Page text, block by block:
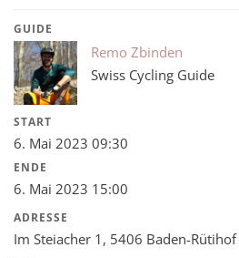
GUIDE
Remo Zbinden
Swiss Cycling Guide
START
6. Mai 2023 09:30
ENDE
6. Mai 2023 15:00
ADRESSE
Im Steiacher 1, 5406 Baden-Rütihof